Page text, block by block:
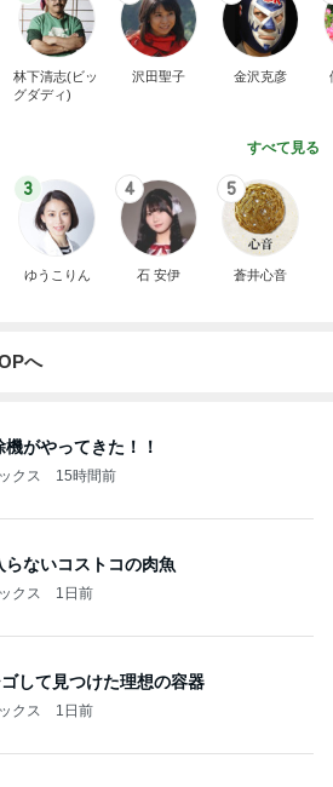
林下清志(ビッ
グダディ)
沢田聖子 金沢克彦
すべて見る
3
ゆうこりん
4
石 安伊
5
蒼井心音
へ
がやってきた！！
クス 15時間前
らないコストコの肉魚
クス 1日前
して見つけた理想の容器
クス 1日前